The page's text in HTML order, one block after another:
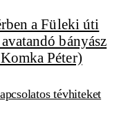
tévhiteket